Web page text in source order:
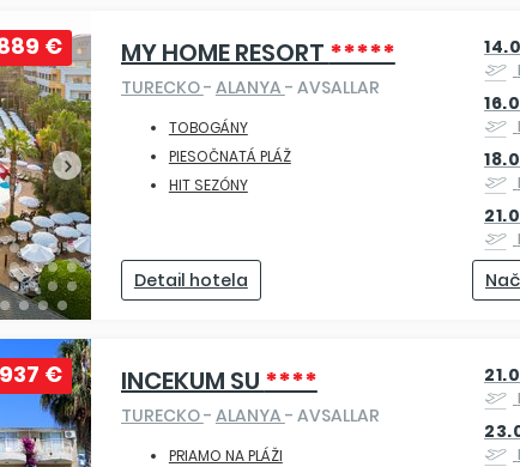
MY HOME RESORT *****
TURECKO- ALANYA - AVSALLAR
€
TOBOGÁNY
PIESOČNATÁ PLÁŽ
HIT SEZÓNY
Detail hotela
INCEKUM SU ****
TURECKO- ALANYA - AVSALLAR
937 €
PRIAMO NA PLÁŽI